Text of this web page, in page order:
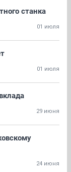
станка
01 июля
01 июля
29 июня
24 июня